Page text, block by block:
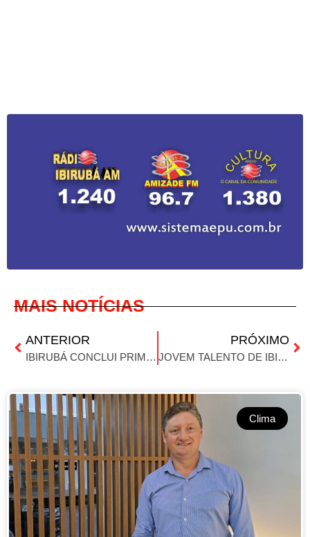
MAIS NOTÍCIAS
ANTERIOR
IBIRUBÁ CONCLUI PRIMEIRAS TURMAS DO PROGRAMA QUALIFICA RS
PRÓXIMO
JOVEM TALENTO DE IBIRUBÁ SE DESTACA NO MOTOCROSS AOS 8 ANOS
Clima